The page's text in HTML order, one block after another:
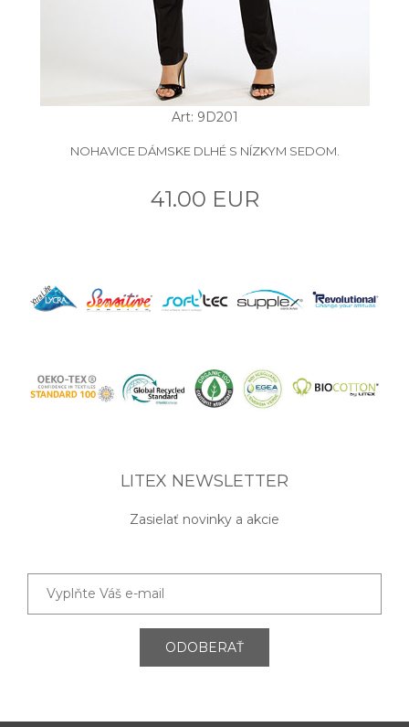
Art: 9D201
NOHAVICE DÁMSKE DLHÉ S NÍZKYM SEDOM.
41.00 EUR
LITEX NEWSLETTER
Zasielať novinky a akcie
ODOBERAŤ